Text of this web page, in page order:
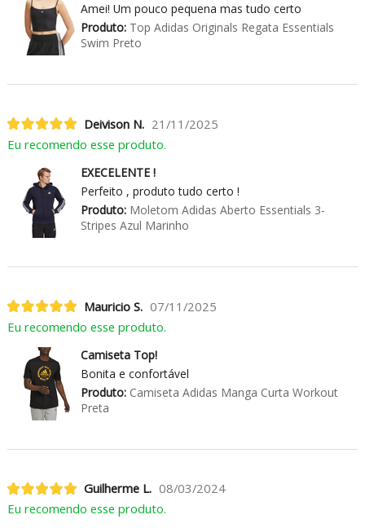
Amei! Um pouco pequena mas tudo certo
Produto:Top Adidas Originals Regata Essentials
Swim Preto
Deivison N. 21/11/2025
Eu recomendo esse produto.
EXECELENTE !
Perfeito , produto tudo certo !
Produto:Moletom Adidas Aberto Essentials 3-
Stripes Azul Marinho
Mauricio S. 07/11/2025
Eu recomendo esse produto.
Camiseta Top!
Bonita e confortável
Produto:Camiseta Adidas Manga Curta Workout
Preta
Guilherme L. 08/03/2024
Eu recomendo esse produto.